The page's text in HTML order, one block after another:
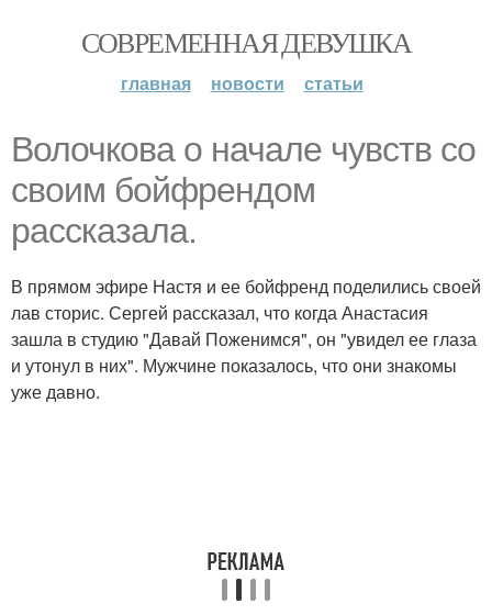
СОВРЕМЕННАЯ ДЕВУШКА
главная новости статьи
Волочкова о начале чувств со
своим бойфрендом
рассказала.
В прямом эфире Настя и ее бойфренд поделились своей
лав сторис. Сергей рассказал, что когда Анастасия
зашла в студию "Давай Поженимся", он "увидел ее глаза
и утонул в них". Мужчине показалось, что они знакомы
уже давно.